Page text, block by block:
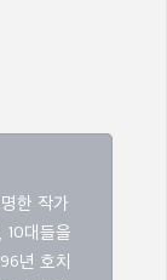
한 작가
10대들을
년 호치